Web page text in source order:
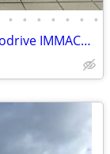
• • • • • • •
2022' Slingshot SLR Forged Orange Autodrive IMMACULATE Garaged Kept